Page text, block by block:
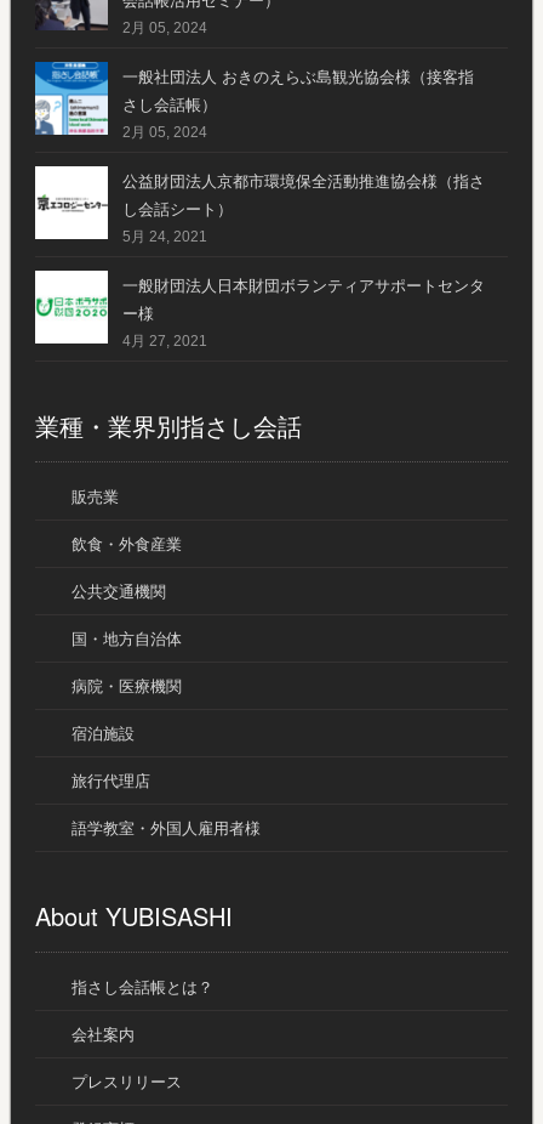
2月 05, 2024
一般社団法人 おきのえらぶ島観光協会様（接客指
さし会話帳）
2月 05, 2024
公益財団法人京都市環境保全活動推進協会様（指さ
し会話シート）
5月 24, 2021
一般財団法人日本財団ボランティアサポートセンタ
ー様
4月 27, 2021
業種・業界別指さし会話
販売業
飲食・外食産業
公共交通機関
国・地方自治体
病院・医療機関
宿泊施設
旅行代理店
語学教室・外国人雇用者様
About YUBISASHI
指さし会話帳とは？
会社案内
プレスリリース